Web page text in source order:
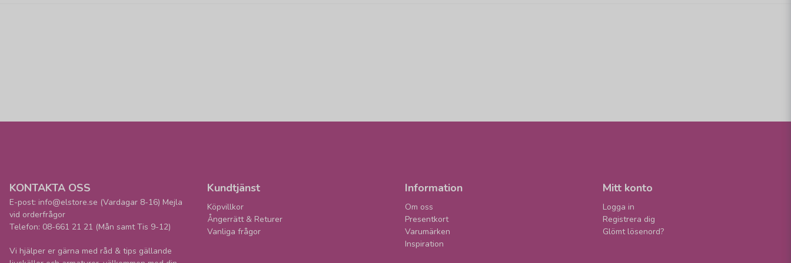
KONTAKTA OSS
E-post: info@elstore.se (Vardagar 8-16) Mejla
vid orderfrågor
Telefon: 08-661 21 21 (Mån samt Tis 9-12)
Vi hjälper er gärna med råd & tips gällande
Kundtjänst
Köpvillkor
Ångerrätt & Returer
Vanliga frågor
Information
Om oss
Presentkort
Varumärken
Inspiration
Mitt konto
Logga in
Registrera dig
Glömt lösenord?